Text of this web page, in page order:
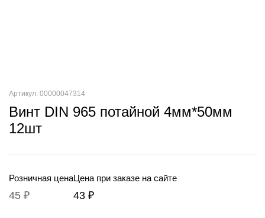
Артикул: 00000047314
Винт DIN 965 потайной 4мм*50мм
12шт
Розничная цена
45 ₽
Цена при заказе на сайте
43 ₽